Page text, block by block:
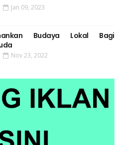
Jan 09, 2023
Budaya Lokal Bagi
Nov 23, 2022